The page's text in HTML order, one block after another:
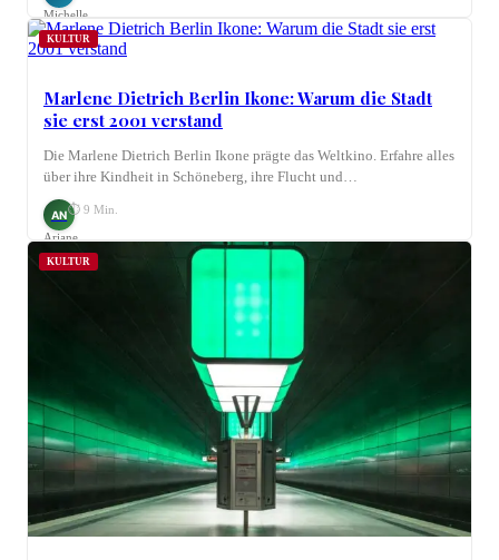
Michelle
Möhring
KULTUR
Marlene Dietrich Berlin Ikone: Warum die Stadt
sie erst 2001 verstand
Die Marlene Dietrich Berlin Ikone prägte das Weltkino. Erfahre alles
über ihre Kindheit in Schöneberg, ihre Flucht und…
AN
Ariane
Nagel
⏱ 9 Min.
KULTUR